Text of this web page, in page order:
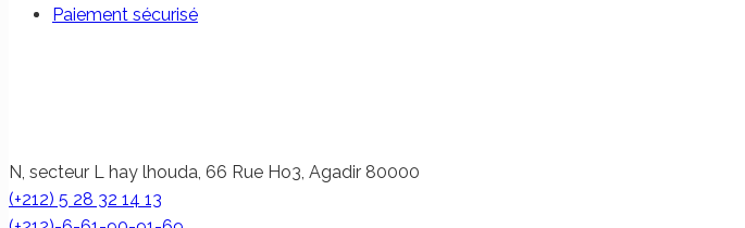
Paiement sécurisé
N, secteur L hay lhouda, 66 Rue Ho3, Agadir 80000
(+212) 5 28 32 14 13